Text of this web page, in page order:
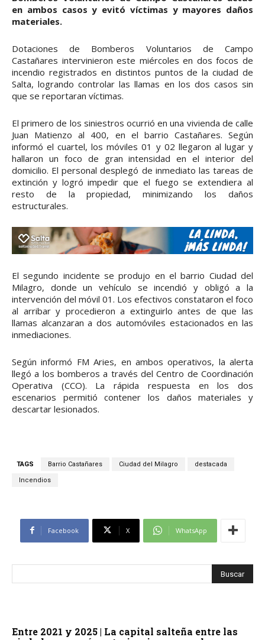
en ambos casos y evitó víctimas y mayores daños
materiales.
Dotaciones de Bomberos Voluntarios de Campo
Castañares intervinieron este miércoles en dos focos de
incendio registrados en distintos puntos de la ciudad de
Salta, logrando controlar las llamas en los dos casos sin
que se reportaran víctimas.
El primero de los siniestros ocurrió en una vivienda de calle
Juan Matienzo al 400, en el barrio Castañares. Según
informó el cuartel, los móviles 01 y 02 llegaron al lugar y
hallaron un foco de gran intensidad en el interior del
domicilio. El personal desplegó de inmediato las tareas de
extinción y logró impedir que el fuego se extendiera al
resto de la propiedad, minimizando los daños
estructurales.
El segundo incidente se produjo en el barrio Ciudad del
Milagro, donde un vehículo se incendió y obligó a la
intervención del móvil 01. Los efectivos constataron el foco
al arribar y procedieron a extinguirlo antes de que las
llamas alcanzaran a dos automóviles estacionados en las
inmediaciones.
Según informó FM Aries, en ambos operativos, la alerta
llegó a los bomberos a través del Centro de Coordinación
Operativa (CCO). La rápida respuesta en los dos
escenarios permitió contener los daños materiales y
descartar lesionados.
TAGS Barrio Castañares Ciudad del Milagro destacada
Incendios
Facebook X WhatsApp
Entre 2021 y 2025 | La capital salteña entre las